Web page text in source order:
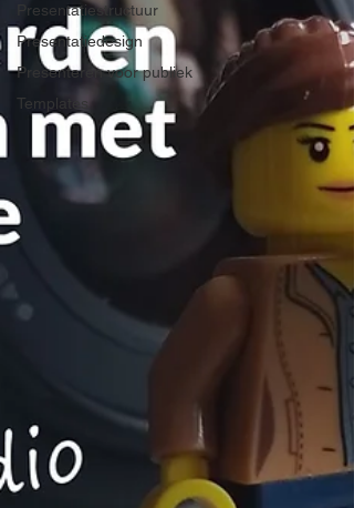
Presentatiestructuur
Presentatiedesign
Presenteren voor publiek
Templates